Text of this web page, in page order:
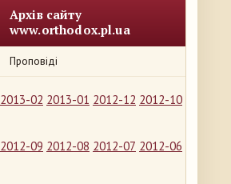
Архів сайту
www.orthodox.pl.ua
Проповіді
2013-02 2013-01 2012-12 2012-10
2012-09 2012-08 2012-07 2012-06